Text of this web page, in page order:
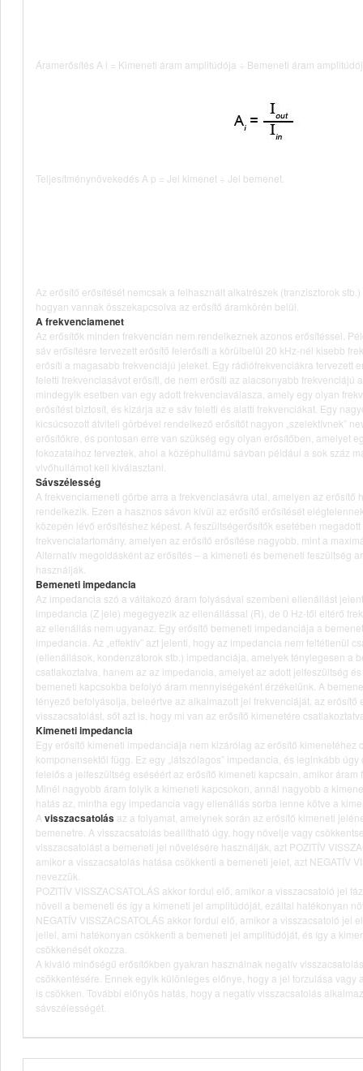
Áramerősítés A i = Kimeneti áram amplitúdója ÷ Bemeneti áram
Teljesítménynövekedés A p = Jel kimenet ÷ Jel bemenet.
Az erősítő erősítését nemcsak a felhasznált alkatrészek (tranzisztorok
hogyan vannak összekapcsolva az erősítő áramkörén belül.
A frekvenciamenet
Az erősítők minden frekvencián nem rendelkeznek azonos erősítéssel.
sáv erősítésre tervezett erősítő felerősíti a körülbelül 20 kHz-nél kisebb
erősíti a magasabb frekvenciájú jeleket. Egy rádiófrekvenciákra tervezett
feletti frekvenciasávot erősíti, de nem erősíti az alacsonyabb frekvenciájú
mindegyik esetben van egy adott frekvenciaválasza, amely egy olyan
erősítést biztosít, és kizárja az e sáv feletti és alatti frekvenciákat. Egy
kicsúcsozott átviteli görbével rendelkező erősítőt nagyon „szelektívnek”
erősítőkre, és pontosan erre van szükség egy olyan erősítőben, amelyet
fokozataihoz terveztek, ahol a középhullámú sávban például a sok száz
vivőhullámot kell kiválasztani.
Sávszélesség
A frekvenciameneti görbe arra a frekvenciasávra utal, amelyen az erősítő
rendelkezik. Ezen a hasznos sávon kívül az erősítő erősítését
közepén lévő erősítéshez képest. A feszültségerősítők esetében
frekvenciatartomány, amelyen az erősítő erősítése nagyobb, mint a
Alternatív megoldásként az erősítés – a kimeneti és bemeneti feszültség
használják.
Bemeneti impedancia
Az impedancia szó a váltakozó áram folyásával szembeni ellenállást
impedancia (Z jele) megegyezik az ellenállással (R), de 0 Hz-től eltérő
az ellenállás nem ugyanaz. Egy erősítő bemeneti impedanciája a
impedancia. Az „effektív” azt jelenti, hogy az impedancia nem feltétlenül
(ellenállások, kondenzátorok stb.) impedanciája, amelyek ténylegesen a
csatlakoztatva, hanem az az impedancia, amelyet az adott jelfeszültség
bemeneti kapcsokba befolyó áram mennyiségeként érzékelünk. A
tényező befolyásolja, beleértve az alkalmazott jel frekvenciáját, az erősítő
visszacsatolást, sőt azt is, hogy mi van az erősítő kimenetére
Kimeneti impedancia
Egy erősítő kimeneti impedanciája nem kizárólag az erősítő kimenetéhez
komponensektől függ. Ez egy „látszólagos” impedancia, és leginkább
felelős a jelfeszültség eséséért az erősítő kimeneti kapcsain, amikor
Minél nagyobb áram folyik a kimeneti kapcsokon, annál nagyobb a
hatás az, mintha egy impedancia vagy ellenállás sorba lenne kötve a
A visszacsatolás az a folyamat, amelynek során az erősítő kimeneti
bemenetre. A visszacsatolás beállítható úgy, hogy növelje vagy
visszacsatolást a bemeneti jel növelésére használják, azt POZITÍV
amikor a visszacsatolás hatása csökkenti a bemeneti jelet, azt NEGATÍV
nevezzük.
POZITÍV VISSZACSATOLÁS akkor fordul elő, amikor a visszacsatoló jel
növeli a bemeneti és így a kimeneti jel amplitúdóját, ezáltal hatékonyan
NEGATÍV VISSZACSATOLÁS akkor fordul elő, amikor a visszacsatoló jel
jellel, ami hatékonyan csökkenti a bemeneti jel amplitúdóját, és így a
csökkenését okozza.
A kiváló minőségű erősítőkben gyakran használnak negatív
csökkentésére. Ennek egyik különleges előnye, hogy a jel torzulása vagy
is csökken. További előnyös hatás, hogy a negatív visszacsatolás
sávszélességét.